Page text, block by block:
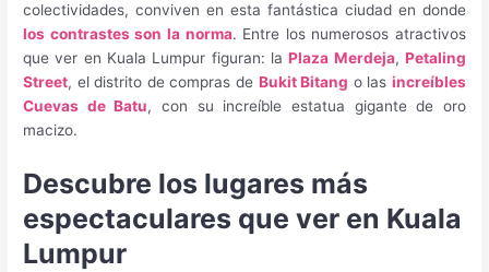
colectividades, conviven en esta fantástica ciudad en donde
los contrastes son la norma. Entre los numerosos atractivos
que ver en Kuala Lumpur figuran: laPlaza Merdeja, Petaling
Street, el distrito de compras de Bukit Bitang o las increíbles
Cuevas de Batu, con su increíble estatua gigante de oro
macizo.
Descubre los lugares más
espectaculares que ver en Kuala
Lumpur